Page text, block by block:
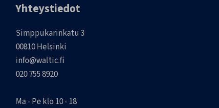
Yhteystiedot
Simppukarinkatu 3
00810 Helsinki
info@waltic.fi
020 755 8920
Ma - Pe klo 10 - 18